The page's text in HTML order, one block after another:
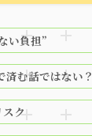
い負担”
済む話ではない？
ク